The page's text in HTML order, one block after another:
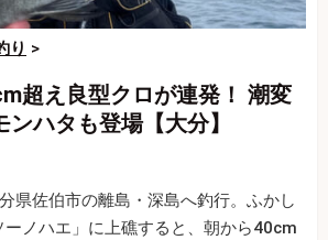
り >
超え良型クロが連発！ 潮変
ハタも登場【大分】
県佐伯市の離島・深島へ釣行。ふかし
ーノハエ」に上礁すると、朝から40cm